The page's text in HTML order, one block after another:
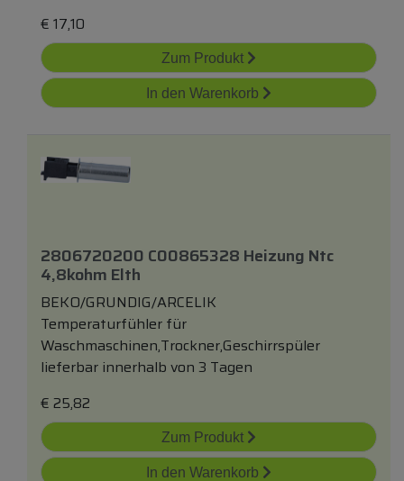
€ 17,10
Zum Produkt
In den Warenkorb
2806720200 C00865328 Heizung Ntc
4,8kohm Elth
BEKO/GRUNDIG/ARCELIK
Temperaturfühler für
Waschmaschinen,Trockner,Geschirrspüler
lieferbar innerhalb von 3 Tagen
€ 25,82
Zum Produkt
In den Warenkorb